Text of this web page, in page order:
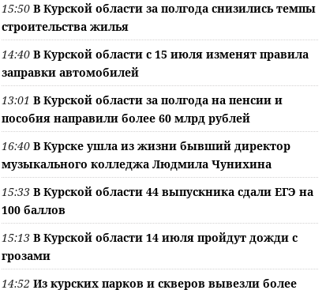
15:50 В Курской области за полгода снизились темпы
строительства жилья
14:40 В Курской области с 15 июля изменят правила
заправки автомобилей
13:01 В Курской области за полгода на пенсии и
пособия направили более 60 млрд рублей
16:40 В Курске ушла из жизни бывший директор
музыкального колледжа Людмила Чунихина
15:33 В Курской области 44 выпускника сдали ЕГЭ на
100 баллов
15:13 В Курской области 14 июля пройдут дожди с
грозами
14:52 Из курских парков и скверов вывезли более